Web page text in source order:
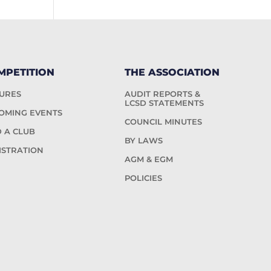
EVENTS
A CLUB
THE ASSOCIATION
AUDIT REPORTS &
LCSD STATEMENTS
COUNCIL MINUTES
BY LAWS
AGM & EGM
POLICIES